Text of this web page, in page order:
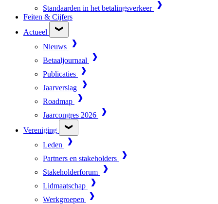
Standaarden in het betalingsverkeer
Feiten & Cijfers
Actueel
Nieuws
Betaaljournaal
Publicaties
Jaarverslag
Roadmap
Jaarcongres 2026
Vereniging
Leden
Partners en stakeholders
Stakeholderforum
Lidmaatschap
Werkgroepen